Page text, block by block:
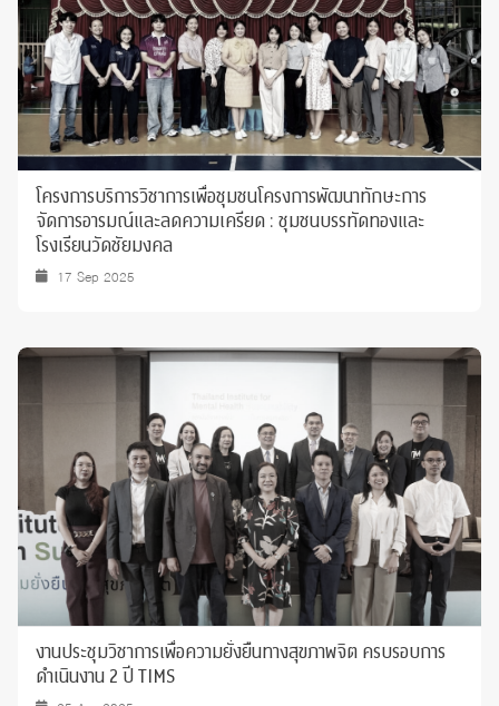
โครงการบริการวิชาการเพื่อชุมชนโครงการพัฒนาทักษะการ
จัดการอารมณ์และลดความเครียด : ชุมชนบรรทัดทองและ
โรงเรียนวัดชัยมงคล
17 Sep 2025
งานประชุมวิชาการเพื่อความยั่งยืนทางสุขภาพจิต ครบรอบการ
ดำเนินงาน 2 ปี TIMS